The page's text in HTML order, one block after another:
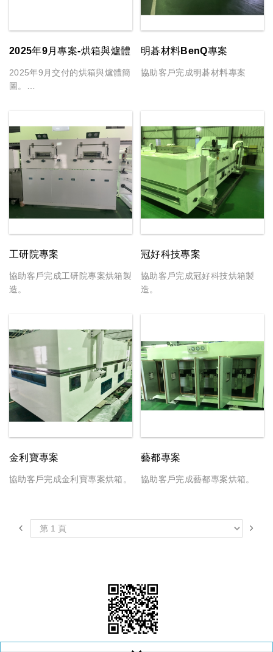
2025年9月專案-烘箱與爐體
2025年9月交付的烘箱與爐體簡
圖。
明碁材料BenQ專案
協助客戶完成明碁材料專案
工研院專案
協助客戶完成工研院專案烘箱製
造。
冠好科技專案
協助客戶完成冠好科技烘箱製
造。
金利寶專案
協助客戶完成金利寶專案烘箱。
藝都專案
協助客戶完成藝都專案烘箱。